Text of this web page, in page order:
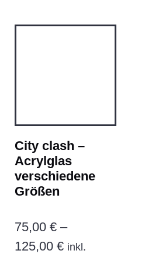
City clash –
Acrylglas
verschiedene
Größen
75,00 € –
125,00 € inkl.